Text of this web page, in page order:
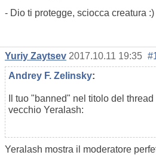
- Dio ti protegge, sciocca creatura :)
Yuriy Zaytsev 2017.10.11 19:35
Andrey F. Zelinsky:
Il tuo "banned" nel titolo del
vecchio Yeralash:
Yeralash mostra il moderatore